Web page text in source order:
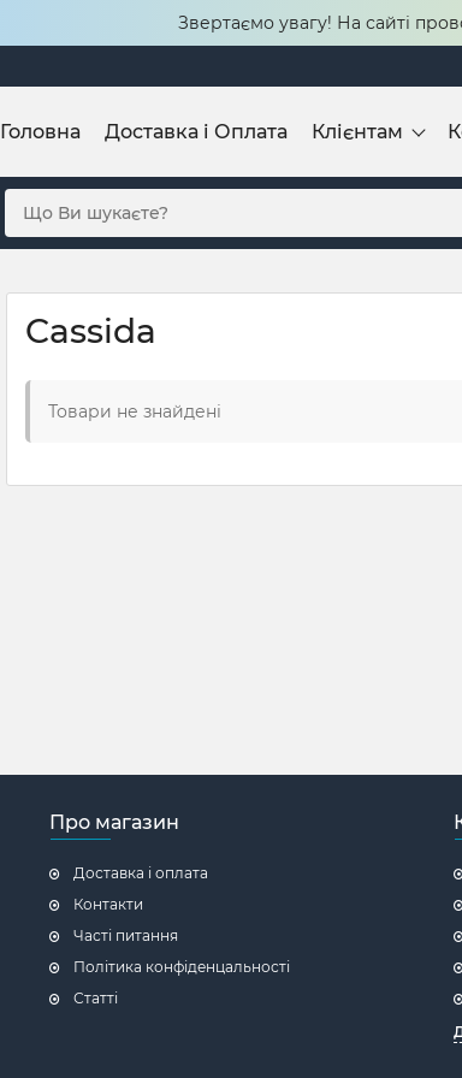
Звертаємо увагу! На сайті
Головна Доставка і Оплата Клієнтам
Cassida
Товари не знайдені
Про магазин
Доставка і оплата
Контакти
Часті питання
Політика конфіденцальності
Статті